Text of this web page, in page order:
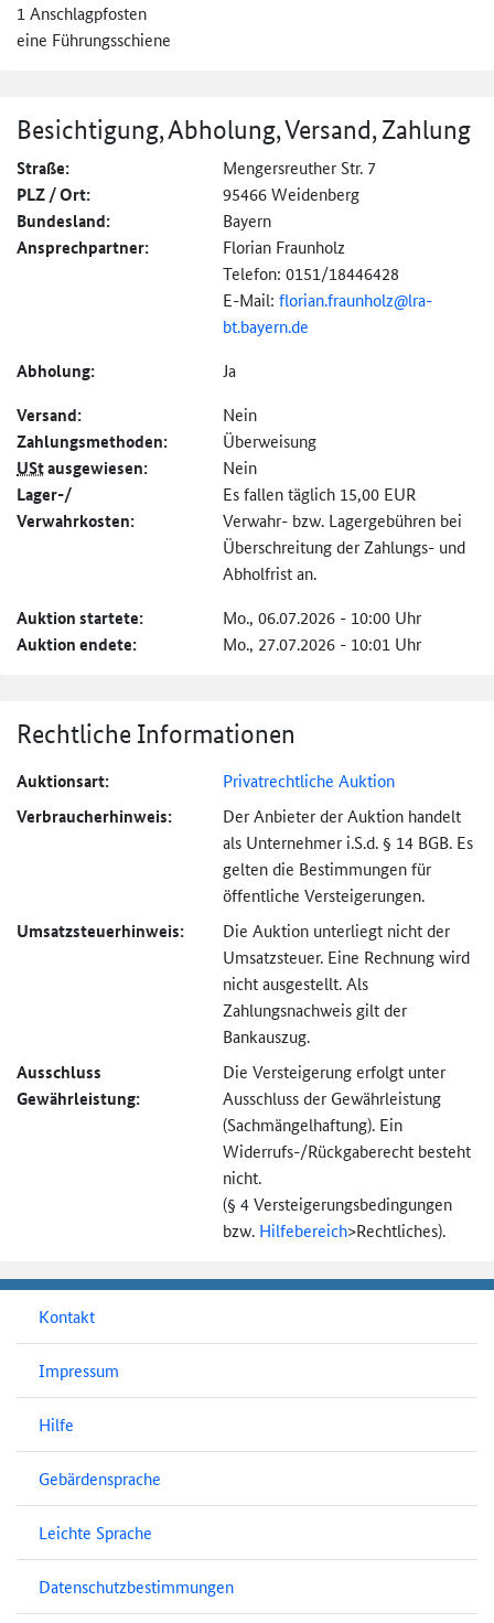
1 Anschlagpfosten
eine Führungsschiene
Besichtigung, Abholung, Versand, Zahlung
Straße: Mengersreuther Str. 7
PLZ / Ort: 95466 Weidenberg
Bundesland: Bayern
Ansprechpartner:
Florian Fraunholz
Telefon: 0151/18446428
E-Mail: florian.fraunholz@lra-
bt.bayern.de
Abholung: Ja
Versand: Nein
Zahlungs­methoden: Überweisung
UStausgewiesen: Nein
Lager-/
Verwahrkosten:
Es fallen täglich 15,00 EUR
Verwahr- bzw. Lagergebühren bei
Überschreitung der Zahlungs- und
Abholfrist an.
Auktion startete: Mo., 06.07.2026 - 10:00 Uhr
Auktion endete: Mo., 27.07.2026 - 10:01 Uhr
Rechtliche Informationen
Auktionsart: Privatrechtliche Auktion
Verbraucher­hinweis:
Der Anbieter der Auktion handelt
als Unternehmer i.S.d. § 14 BGB. Es
gelten die Bestimmungen für
öffentliche Versteigerungen.
Umsatzsteuer­hinweis:
Die Auktion unterliegt nicht der
Umsatzsteuer. Eine Rechnung wird
nicht ausgestellt. Als
Zahlungsnachweis gilt der
Bankauszug.
Ausschluss
Gewährleistung:
Die Versteigerung erfolgt unter
Ausschluss der Gewährleistung
(Sachmängel­haftung). Ein
Widerrufs-/Rückgaberecht besteht
nicht.
(§ 4 Versteigerungs­bedingungen
bzw. Hilfebereich>Rechtliches).
Kontakt
Impressum
Hilfe
Gebärdensprache
Leichte Sprache
Datenschutzbestimmungen